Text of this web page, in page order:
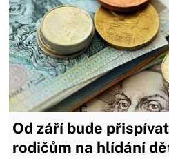
Od září bude
rodičům na hlídání